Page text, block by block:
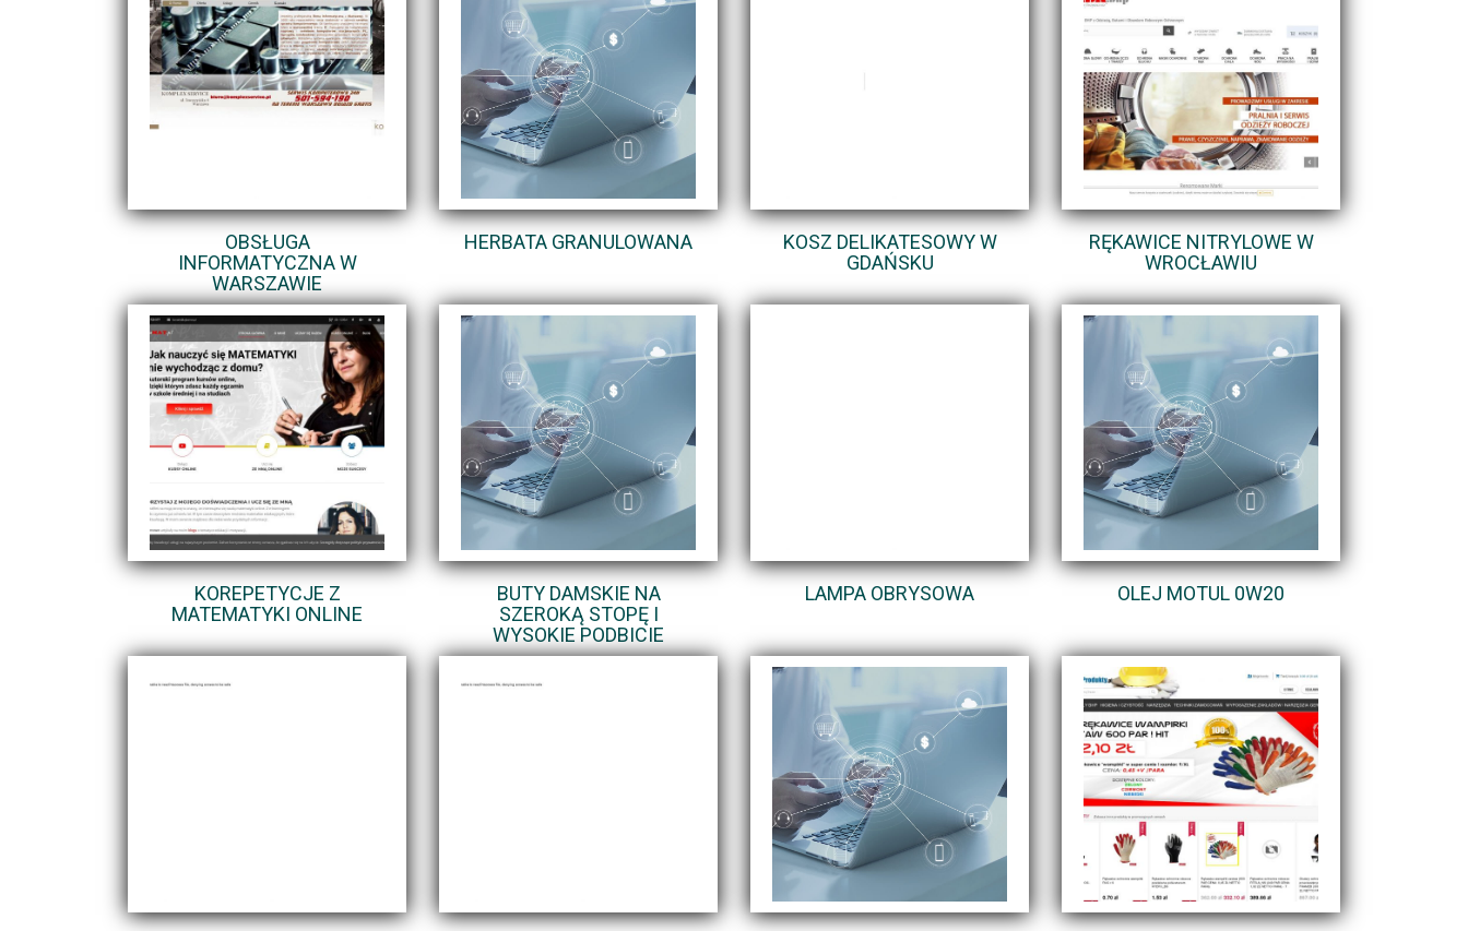
OBSŁUGA
INFORMATYCZNA W
WARSZAWIE
HERBATA GRANULOWANA
KOSZ DELIKATESOWY W
GDAŃSKU
RĘKAWICE NITRYLOWE W
WROCŁAWIU
KOREPETYCJE Z
MATEMATYKI ONLINE
BUTY DAMSKIE NA
SZEROKĄ STOPĘ I
WYSOKIE PODBICIE
LAMPA OBRYSOWA OLEJ MOTUL 0W20